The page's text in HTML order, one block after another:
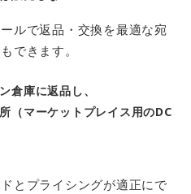
ルで返品・交換を最適な宛
できます。
倉庫に返品し、
（マーケットプレイス用のDC
とプライシングが適正にで